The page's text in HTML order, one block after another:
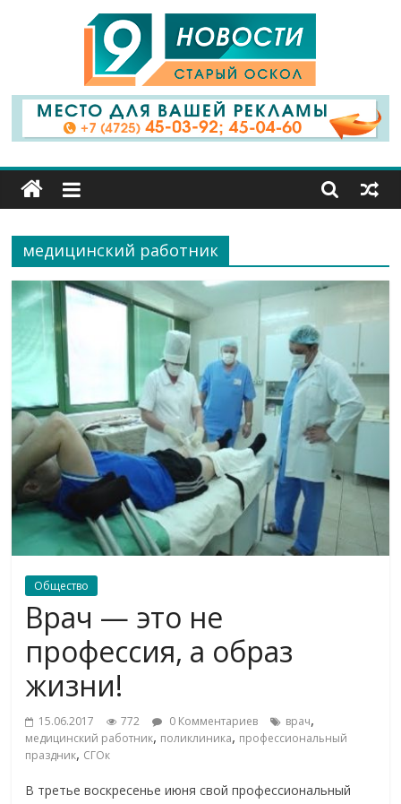
9
Канал
Старый
Оскол
медицинский работник
Общество
Врач — это не
профессия, а образ
жизни!
15.06.2017 772 0 Комментариев врач,
медицинский работник, поликлиника, профессиональный
праздник, СГОк
В третье воскресенье июня свой профессиональный